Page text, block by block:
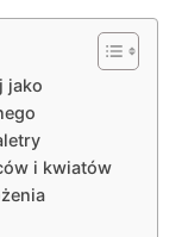
jako
i kwiatów